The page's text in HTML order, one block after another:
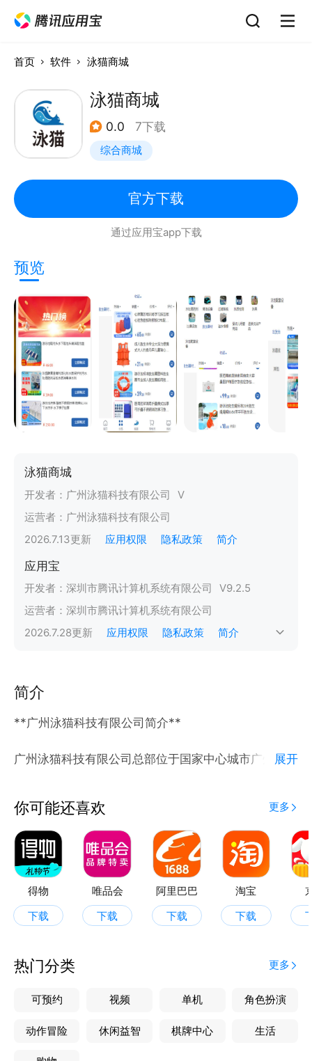
首页 软件 泳猫商城
泳猫商城
0.0 7下载
综合商城
官方下载
通过应用宝app下载
预览
泳猫商城
开发者： 广州泳猫科技有限公司
V
运营者： 广州泳猫科技有限公司
2026.7.13更新 应用权限 隐私政策 简介
应用宝
开发者： 深圳市腾讯计算机系统有限公司 V9.2.5
运营者： 深圳市腾讯计算机系统有限公司
2026.7.28更新 应用权限 隐私政策 简介
简介
**广州泳猫科技有限公司简介**
广州泳猫科技有限公司总部位于国家中心城市广州，是
务、行业资源整合于一体，深度聚焦游泳池、水上乐
园、温泉SPA等场景需求，致力于通过“智能硬件+数字
平台+全域服务”的创新模式，为全国客户提供高性价
比的一站式解决方案。
**【全产业链产品体系】**
公司构建覆盖“水质管理—设备运维—安全防护—用户
- **智能水处理系统**：涵盖消毒药剂、助剂、智能水
质监测仪、在线监控设备等，打造智慧化水质管理闭
环；
体机、定制化过滤沙缸等，满足多样化清洁需求；
展开
你可能还喜欢 更多
得物
下载
唯品会
下载
阿里巴巴
下载
淘宝
下载
热门分类 更多
可预约 视频 单机 角色扮演
动作冒险 休闲益智 棋牌中心 生活